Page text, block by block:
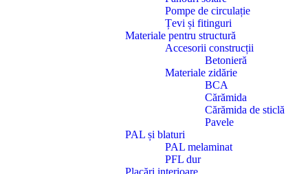
Pompe de circulație
Țevi și fitinguri
Materiale pentru structură
Accesorii construcții
Betonieră
Materiale zidărie
BCA
Cărămida
Cărămida de sticlă
Pavele
PAL și blaturi
PAL melaminat
PFL dur
Placări interioare